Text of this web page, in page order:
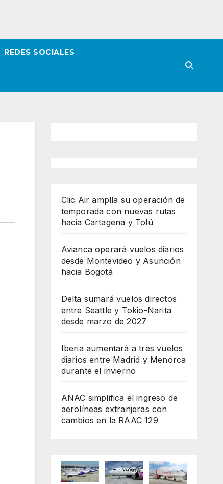
REDES SOCIALES
Clic Air amplía su operación de
temporada con nuevas rutas
hacia Cartagena y Tolú
Avianca operará vuelos diarios
desde Montevideo y Asunción
hacia Bogotá
Delta sumará vuelos directos
entre Seattle y Tokio-Narita
desde marzo de 2027
Iberia aumentará a tres vuelos
diarios entre Madrid y Menorca
durante el invierno
ANAC simplifica el ingreso de
aerolíneas extranjeras con
cambios en la RAAC 129